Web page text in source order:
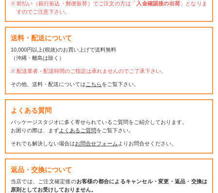
前払い（銀行振込・郵便振替）でご注文の方は「 入金確認後の出荷 」となりま
すのでご注意下さい。
送料・配送について
10,000円以上(税抜)のお買い上げで送料無料
（沖縄・離島は除く）
配送業者・配送時間のご指定は承れませんのでご了承下さい。
その他、送料・配送については こちらをご覧下さい。
よくある質問
パッケージスタジオに多く寄せられているご質問をご紹介しております。
お困りの際は、まずよくあるご質問をご覧下さい。
それでも解決しない場合はお問合せフォーム よりお問合せください。
返品・交換について
当店では、ご注文確定後のお客様の都合によるキャンセル・変更・返品・交換は
原則としてお受けしておりません。